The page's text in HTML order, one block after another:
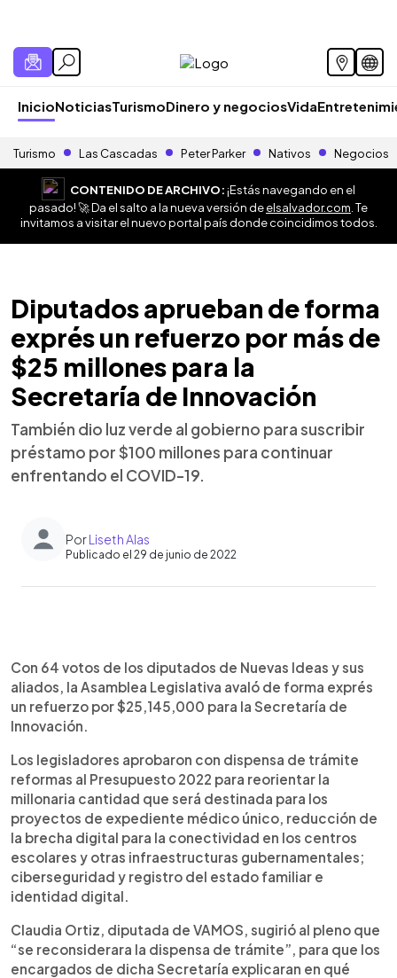
InicioNoticiasTurismoDinero y negociosVida
Turismo Las Cascadas Peter Parker Nativos Negocios
CONTENIDO DE ARCHIVO:¡Estás navegando en el
pasado! 🚀 Da el salto a la nueva versión deelsalvador.com . Te
invitamos a visitar el nuevo portal país donde coincidimos todos.
Diputados aprueban de forma
exprés un refuerzo por más de
$25 millones para la
Secretaría de Innovación
También dio luz verde al gobierno para suscribir
préstamo por $100 millones para continuar
enfrentando el COVID-19.
PorLiseth Alas
Publicado el 29 de junio de 2022
► Escuchar artículo
Con 64 votos de los diputados de Nuevas Ideas y sus
aliados, la Asamblea Legislativa avaló de forma exprés
un refuerzo por $25,145,000 para la Secretaría de
Innovación.
Los legisladores aprobaron con dispensa de trámite
reformas al Presupuesto 2022 para reorientar la
millonaria cantidad que será destinada para los
proyectos de expediente médico único, reducción de
la brecha digital para la conectividad en los centros
escolares y otras infraestructuras gubernamentales;
ciberseguridad y registro del estado familiar e
identidad digital.
Claudia Ortiz, diputada de VAMOS, sugirió al pleno que
“se reconsiderara la dispensa de trámite”, para que los
encargados de dicha Secretaría explicaran en qué